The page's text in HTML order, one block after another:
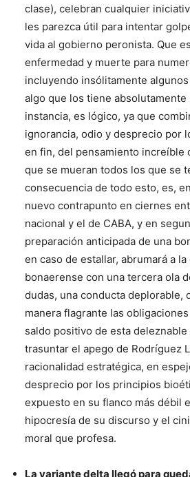
clase), celebran cualquier
les parezca útil para intentar
vida al gobierno peronista. Que
enfermedad y muerte para
incluyendo insólitamente
algo que los tiene absolutamente
instancia, es lógico, ya que
ignorancia, odio y desprecio por
en fin, del pensamiento increíble
que se mueran todos los que se
consecuencia de todo esto, es,
nuevo contrapunto en ciernes
nacional y el de CABA, y en
preparación anticipada de una
en caso de estallar, abrumará a
bonaerense con una tercera ola
dudas, una conducta deplorable,
manera flagrante las
saldo positivo de esta deleznable
trasuntar el apego de Rodríguez
racionalidad estratégica, en
desprecio por los principios
expuesto en su flanco más débil
hipocresía de su discurso y el
moral que profesa.
La variante delta llegó para